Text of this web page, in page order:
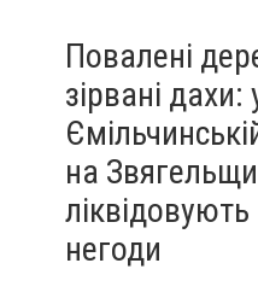
Повалені
зірвані дахи:
на
ліквідовують
негоди